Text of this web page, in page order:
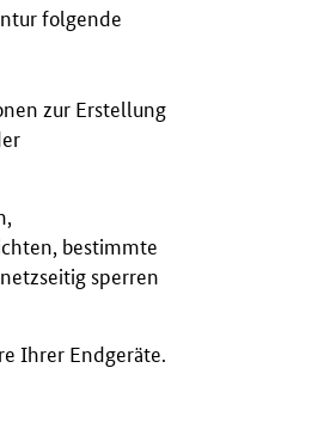
folgende
zur Erstellung
bestimmte
sperren
Ihrer Endgeräte.